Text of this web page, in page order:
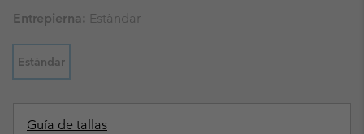
Entrepierna: Estàndar
Estàndar
Guía de tallas